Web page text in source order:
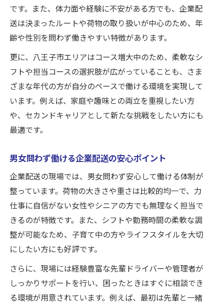
です。また、体力面や経験に不安がある方でも、企業配
送は決まったルートや荷物の取り扱いが中心のため、年
齢や性別を問わず働きやすい特徴があります。
更に、八王子市エリアはコース増大中のため、柔軟なシ
フトや担当コースの選択肢が広がっていることも、さま
ざまな年代の方が自分のペースで働ける環境を実現して
います。例えば、家庭や趣味との両立を重視したい方
や、セカンドキャリアとして新たな挑戦をしたい方にも
最適です。
男女問わず働ける企業配送の安心ポイント
企業配送の現場では、男女問わず安心して働ける体制が
整っています。荷物の大きさや重さは比較的均一で、力
仕事に自信がない女性やシニアの方でも無理なく担当で
きるのが特徴です。また、シフトや勤務時間の柔軟な調
整が可能なため、子育て中の方やライフスタイルを大切
にしたい方にも好評です。
さらに、現場には経験豊富な先輩ドライバーや管理者が
しっかりサポートを行い、困ったときはすぐに相談でき
る環境が用意されています。例えば、最初は先輩と一緒